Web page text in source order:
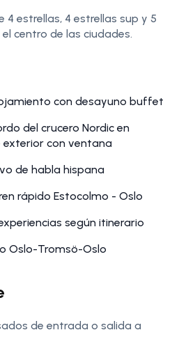
4 estrellas, 4 estrellas sup y 5
centro de las ciudades.
con desayuno buffet
del crucero Nordic en
con ventana
de habla hispana
rápido Estocolmo - Oslo
según itinerario
Oslo-Tromsö-Oslo
de entrada o salida a